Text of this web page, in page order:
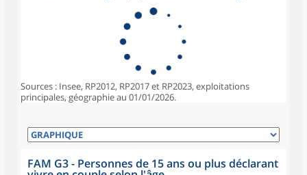
Sources : Insee, RP2012, RP2017 et RP2023, exploitations
principales, géographie au 01/01/2026.
FAM G3 - Personnes de 15 ans ou plus déclarant